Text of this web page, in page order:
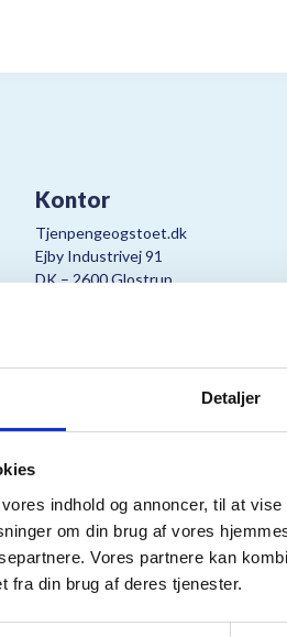
Detaljer
indhold og annoncer, til at
om din brug af vores
Vores partnere kan
fra din brug af deres tjenester.
Kontor
Tjenpengeogstoet.dk
Ejby Industrivej 91
DK – 2600 Glostrup